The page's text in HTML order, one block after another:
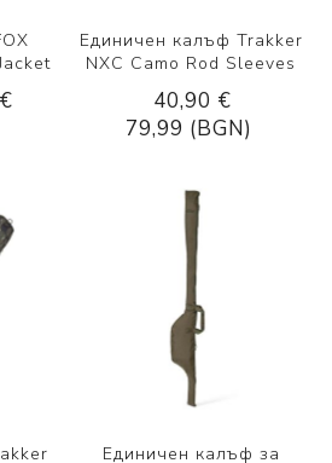
Единичен калъф Trakker
NXC Camo Rod Sleeves
40,90 €
79,99 (BGN)
Единичен калъф за